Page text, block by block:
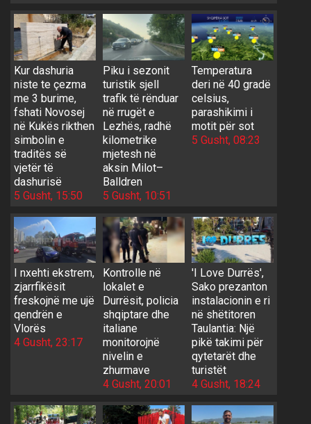
Kur dashuria
niste te çezma
me 3 burime,
fshati Novosej
në Kukës rikthen
simbolin e
traditës së
vjetër të
dashurisë
5 Gusht, 15:50
Piku i sezonit
turistik sjell
trafik të rënduar
në rrugët e
Lezhës, radhë
kilometrike
mjetesh në
aksin Milot–
Balldren
5 Gusht, 10:51
Temperatura
deri në 40 gradë
celsius,
parashikimi i
motit për sot
5 Gusht, 08:23
I nxehti ekstrem,
zjarrfikësit
freskojnë me ujë
qendrën e
Vlorës
4 Gusht, 23:17
Kontrolle në
lokalet e
Durrësit, policia
shqiptare dhe
italiane
monitorojnë
nivelin e
zhurmave
4 Gusht, 20:01
'I Love Durrës',
Sako prezanton
instalacionin e ri
në shëtitoren
Taulantia: Një
pikë takimi për
qytetarët dhe
turistët
4 Gusht, 18:24